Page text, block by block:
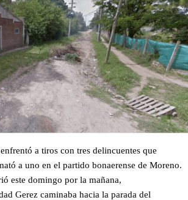
a tiros con tres delincuentes que
a uno en el partido bonaerense de Moreno.
este domingo por la mañana,
Gerez caminaba hacia la parada del